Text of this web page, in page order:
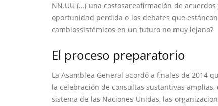
NN.UU (…) una costosareafirmación de
oportunidad perdida o los debates que
cambiossistémicos en un futuro no muy lejano?
El proceso preparatorio
La Asamblea General acordó a finales de 2014
la celebración de consultas sustantivas
sistema de las Naciones Unidas, las